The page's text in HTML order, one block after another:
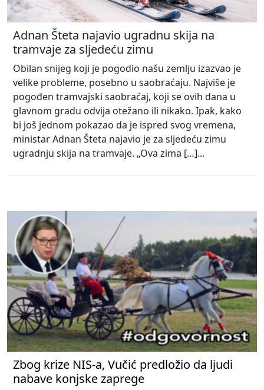
Adnan Šteta najavio ugradnu skija na
tramvaje za sljedeću zimu
Obilan snijeg koji je pogodio našu zemlju izazvao je
velike probleme, posebno u saobraćaju. Najviše je
pogođen tramvajski saobraćaj, koji se ovih dana u
glavnom gradu odvija otežano ili nikako. Ipak, kako
bi još jednom pokazao da je ispred svog vremena,
ministar Adnan Šteta najavio je za sljedeću zimu
ugradnju skija na tramvaje. „Ova zima […]...
Zbog krize NIS-a, Vučić predložio da ljudi
nabave konjske zaprege